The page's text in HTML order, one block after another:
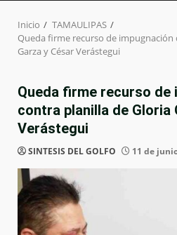
Inicio
TAMAULIPAS
Queda firme recurso de impugnación
Garza y César Verástegui
Queda firme recurso de
contra planilla de Gloria
Verástegui
SINTESIS DEL GOLFO 11 de